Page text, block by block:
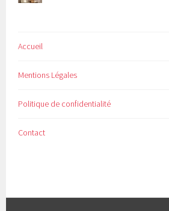
Accueil
Mentions Légales
Politique de confidentialité
Contact